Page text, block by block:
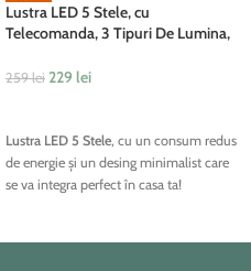
Lustra LED 5 Stele, cu
Telecomanda, 3 Tipuri De Lumina,
259lei 229 lei
Lustra LED 5 Stele, cu un consum redus
de energie și un desing minimalist care
se va integra perfect în casa ta!